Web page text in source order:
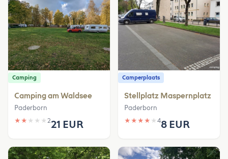
Camping
Camping am Waldsee
Paderborn
★ ★ ★ ★ ★ 221 EUR
Camperplaats
Stellplatz Maspernplatz
Paderborn
★ ★ ★ ★ ★ 48 EUR